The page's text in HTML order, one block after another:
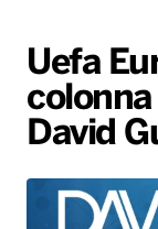
Gallery
Radio
Voce al
Battiti
Uefa
David